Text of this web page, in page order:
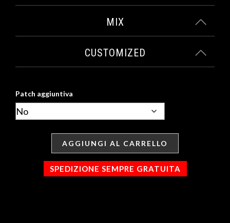
MIX
CUSTOMIZED
Patch aggiuntiva
AGGIUNGI AL CARRELLO
SPEDIZIONE SEMPRE GRATUITA